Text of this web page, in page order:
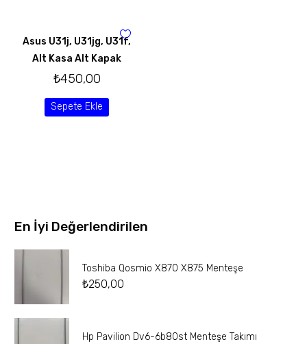
Asus U31j, U31jg, U31f,
Alt Kasa Alt Kapak
₺450,00
Sepete Ekle
En İyi Değerlendirilen
Toshiba Qosmio X870 X875 Menteşe
₺250,00
Hp Pavilion Dv6-6b80st Menteşe Takımı